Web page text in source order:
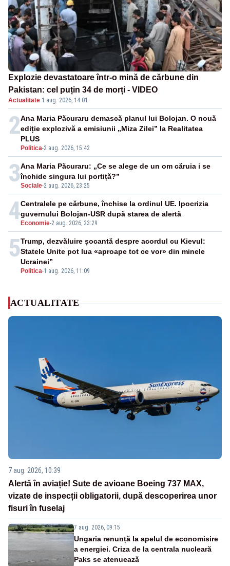
Explozie devastatoare într-o mină de cărbune din
Pakistan: cel puțin 34 de morți - VIDEO
Actualitate·1 aug. 2026, 14:01
2
Politica-2 aug. 2026, 15:42
Ana Maria Păcuraru demască planul lui Bolojan. O nouă
ediție explozivă a emisiunii „Miza Zilei” la Realitatea
PLUS
3Sociale-2 aug. 2026, 23:25
Ana Maria Păcuraru: „Ce se alege de un om căruia i se
închide singura lui portiță?”
4 Economie-2 aug. 2026, 23:29
Centralele pe cărbune, închise la ordinul UE. Ipocrizia
guvernului Bolojan-USR după starea de alertă
5
Politica-1 aug. 2026, 11:09
Trump, dezvăluire șocantă despre acordul cu Kievul:
Statele Unite pot lua «aproape tot ce vor» din minele
Ucrainei”
ACTUALITATE
7 aug. 2026, 10:39
Alertă în aviație! Sute de avioane Boeing 737 MAX,
vizate de inspecții obligatorii, după descoperirea unor
fisuri în fuselaj
7 aug. 2026, 09:15
Ungaria renunță la apelul de economisire
a energiei. Criza de la centrala nucleară
Paks se atenuează